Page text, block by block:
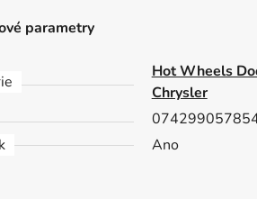
parametry
Hot Wheels
Chrysler
Ano